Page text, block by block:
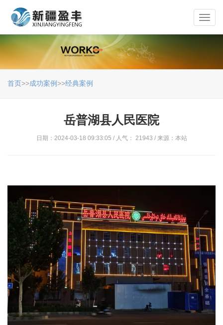
首页>>成功案例>>经典案例
岳普湖县人民医院
日期：2024-03-18 09:33:05 / 人气： 21943 / 来源：本站